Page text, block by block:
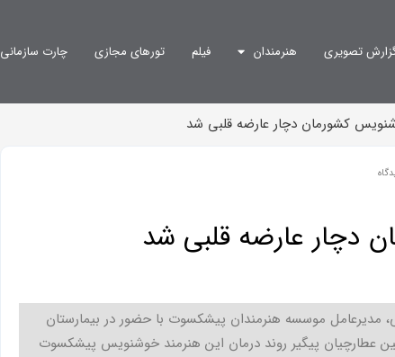
تصویری هنرمندان فیلم تورهای مجازی چارت سازمانی
کشورمان دچار عارضه قلبی شد
دچار عارضه قلبی شد
عظیمی، مدیرعامل موسسه هنرمندان پیشکسوت با حضور در بیمارستان
پیگیر روند درمان این هنرمند خوشنویس پیشکسوت